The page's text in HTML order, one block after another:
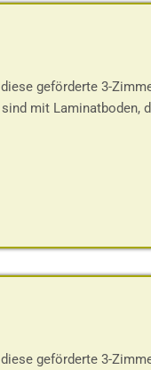
geförderte 3-
mit Laminatboden,
geförderte 3-